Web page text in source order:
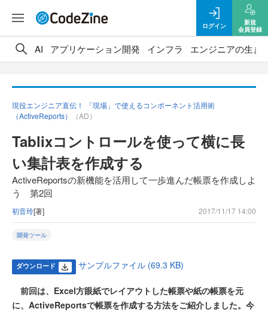
ログイン
新規
会員登録
AI アプリケーション開発 インフラ エンジニアの生き
現役エンジニア直伝！ 「現場」で使えるコンポーネント活用術
（ActiveReports）
（AD）
Tablixコントロールを使って横に長
い集計表を作成する
ActiveReportsの新機能を活用して一歩進んだ帳票を作成しよ
う 第2回
初音玲[著] 2017/11/17 14:00
開発ツール
ダウンロード サンプルファイル (69.3 KB)
前回は、Excel方眼紙でレイアウトした帳票や紙の帳票を元
に、ActiveReportsで帳票を作成する方法をご紹介しました。今